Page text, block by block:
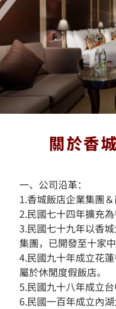
關於香
一、公司沿革：
1.香城飯店企業集團
2.民國七十四年擴充
3.民國七十九年以香
集團，已開發至十家中
4.民國九十年成立花
屬於休閒度假飯店。
5.民國九十八年成立台
6.民國一百年成立內